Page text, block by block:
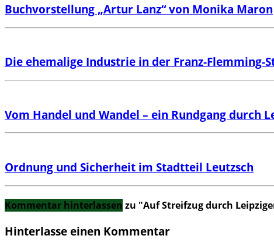
Buchvorstellung „Artur Lanz“ von Monika Maron
Die ehemalige Industrie in der Franz-Flemming-
Vom Handel und Wandel – ein Rundgang durch
Ordnung und Sicherheit im Stadtteil Leutzsch
Kommentar hinterlassen zu "Auf Streifzug durch
Hinterlasse einen Kommentar